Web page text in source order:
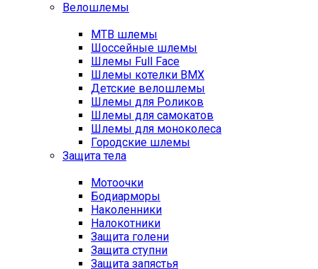
Велошлемы
MTB шлемы
Шоссейные шлемы
Шлемы Full Face
Шлемы котелки BMX
Детские велошлемы
Шлемы для Роликов
Шлемы для самокатов
Шлемы для моноколеса
Городские шлемы
Защита тела
Мотоочки
Бодиарморы
Наколенники
Налокотники
Защита голени
Защита ступни
Защита запястья